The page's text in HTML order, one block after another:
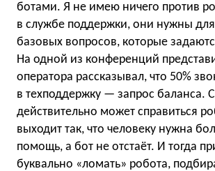
ботами. Я не имею ничего против
в службе поддержки, они нужны
базовых вопросов, которые
На одной из конференций
оператора рассказывал, что 50%
в техподдержку — запрос баланса.
действительно может справиться
выходит так, что человеку нужна
помощь, а бот не отстаёт. И тогда
буквально «ломать» робота,